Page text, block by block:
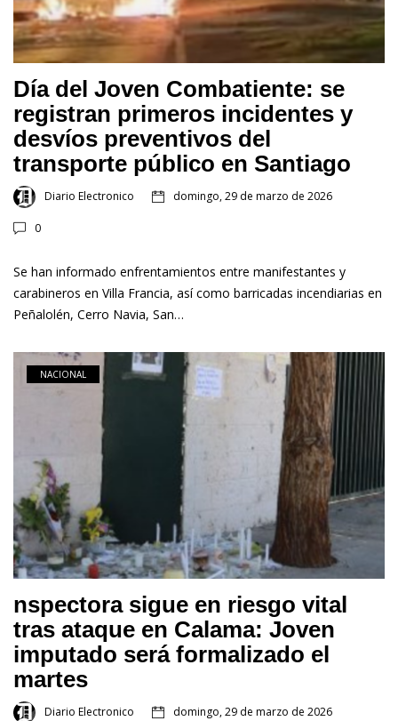
Día del Joven Combatiente: se
registran primeros incidentes y
desvíos preventivos del
transporte público en Santiago
Diario Electronico domingo, 29 de marzo de 2026
0
Se han informado enfrentamientos entre manifestantes y
carabineros en Villa Francia, así como barricadas incendiarias en
Peñalolén, Cerro Navia, San…
NACIONAL
nspectora sigue en riesgo vital
tras ataque en Calama: Joven
imputado será formalizado el
martes
Diario Electronico domingo, 29 de marzo de 2026